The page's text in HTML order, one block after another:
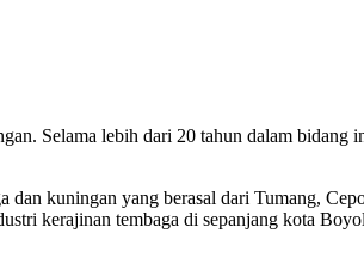
Selama lebih dari 20 tahun dalam bidang
dan kuningan yang berasal dari Tumang,
kerajinan tembaga di sepanjang kota